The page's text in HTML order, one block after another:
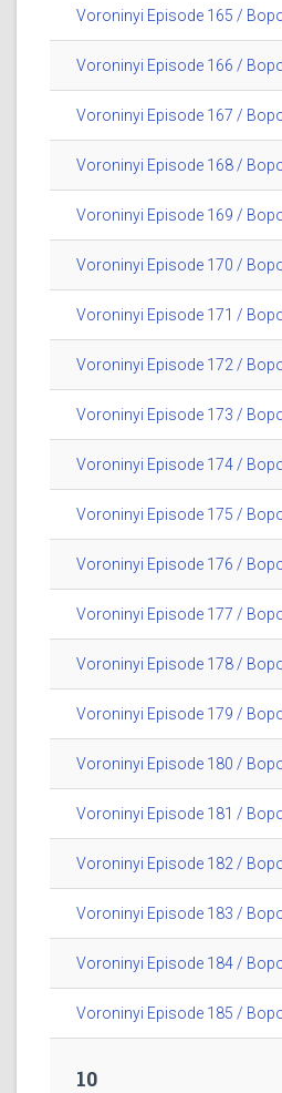
Voroninyi Episode 165 /
Voroninyi Episode 166 /
Voroninyi Episode 167 /
Voroninyi Episode 168 /
Voroninyi Episode 169 /
Voroninyi Episode 170 /
Voroninyi Episode 171 /
Voroninyi Episode 172 /
Voroninyi Episode 173 /
Voroninyi Episode 174 /
Voroninyi Episode 175 /
Voroninyi Episode 176 /
Voroninyi Episode 177 /
Voroninyi Episode 178 /
Voroninyi Episode 179 /
Voroninyi Episode 180 /
Voroninyi Episode 181 /
Voroninyi Episode 182 /
Voroninyi Episode 183 /
Voroninyi Episode 184 /
Voroninyi Episode 185 /
10